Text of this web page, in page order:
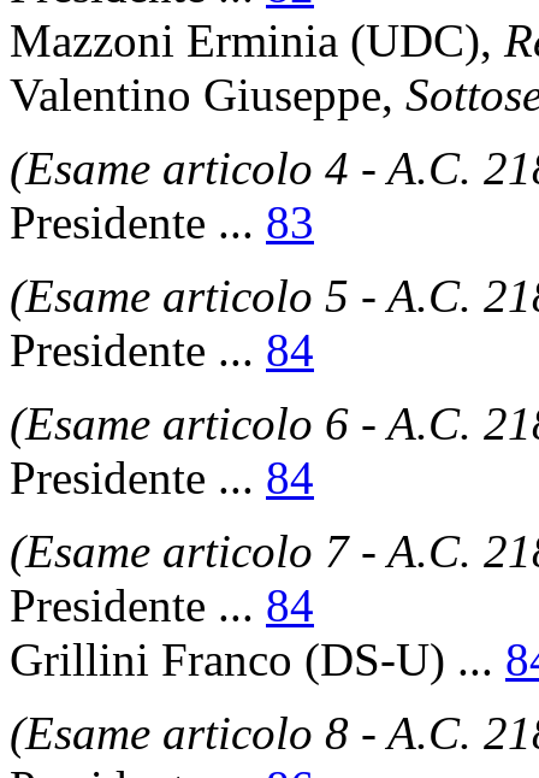
Mazzoni Erminia (UDC),
Valentino Giuseppe,
(Esame articolo 4 - A.C.
Presidente ... 83
(Esame articolo 5 - A.C.
Presidente ... 84
(Esame articolo 6 - A.C.
Presidente ... 84
(Esame articolo 7 - A.C.
Presidente ... 84
Grillini Franco (DS-U) ...
(Esame articolo 8 - A.C.